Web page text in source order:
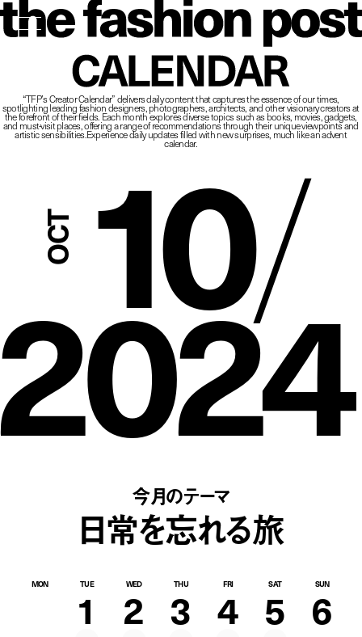
CALENDAR
“TFP’s Creator Calendar” delivers daily content that captures the essence of our times,
spotlighting leading fashion designers, photographers, architects, and other visionary creators at
the forefront of their fields.Each month explores diverse topics such as books, movies, gadgets,
and must-visit places,offering a range of recommendations through their unique viewpoints and
artistic sensibilities.Experience daily updates filled with new surprises, much like an advent
calendar.
10/
今月のテーマ
日常を忘れる旅
MON TUE WED THU FRI SAT SUN
1 2 3 4 5 6